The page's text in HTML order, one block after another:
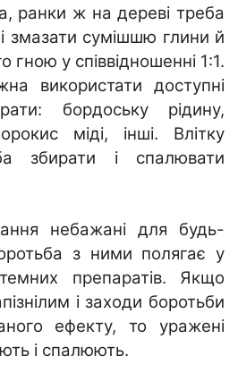
ранки ж на дереві треба
змазати сумішшю глини й
гною у співвідношенні 1:1.
використати доступні
бордоську рідину,
міді, інші. Влітку
збирати і спалювати
небажані для будь-
з ними полягає у
препаратів. Якщо
і заходи боротьби
ефекту, то уражені
і спалюють.